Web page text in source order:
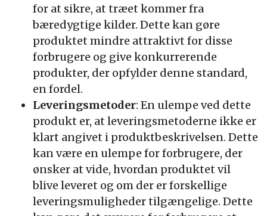
for at sikre, at træet kommer fra
bæredygtige kilder. Dette kan gøre
produktet mindre attraktivt for disse
forbrugere og give konkurrerende
produkter, der opfylder denne standard,
en fordel.
Leveringsmetoder: En ulempe ved dette
produkt er, at leveringsmetoderne ikke er
klart angivet i produktbeskrivelsen. Dette
kan være en ulempe for forbrugere, der
ønsker at vide, hvordan produktet vil
blive leveret og om der er forskellige
leveringsmuligheder tilgængelige. Dette